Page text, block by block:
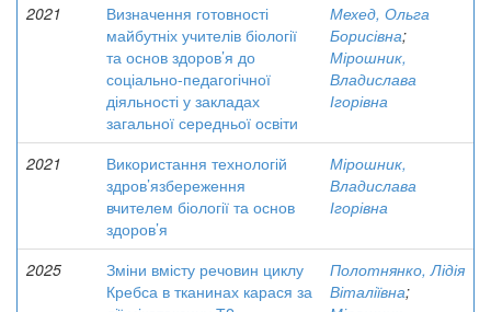
2021
Визначення готовності
майбутніх учителів біології
та основ здоров’я до
соціально-педагогічної
діяльності у закладах
загальної середньої освіти
Мехед, Ольга
Борисівна;
Мірошник,
Владислава
Ігорівна
2021
Використання технологій
здров’язбереження
вчителем біології та основ
здоров’я
Мірошник,
Владислава
Ігорівна
2025
Зміни вмісту речовин циклу
Кребса в тканинах карася за
Полотнянко, Лідія
Віталіївна;